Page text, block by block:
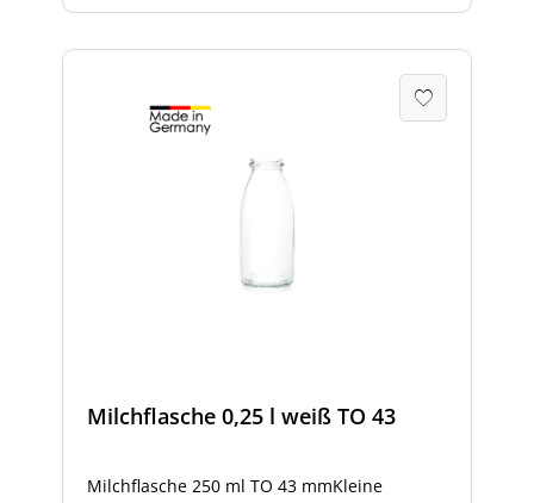
Milchflasche 0,25 l weiß TO 43
Milchflasche 250 ml TO 43 mmKleine